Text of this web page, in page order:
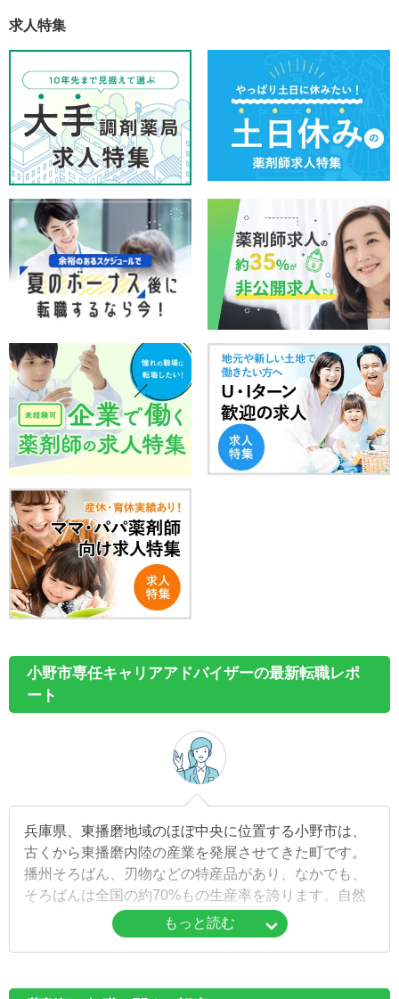
求人特集
小野市専任キャリアアドバイザーの最新転職レポ
ート
兵庫県、東播磨地域のほぼ中央に位置する小野市は、
古くから東播磨内陸の産業を発展させてきた町です。
播州そろばん、刃物などの特産品があり、なかでも、
そろばんは全国の約70%もの生産率を誇ります。自然
にも恵まれ、市花でもある「ひまわり」を象徴するよ
うに木々や花々の陽気な姿を目にすることができるで
もっと読む